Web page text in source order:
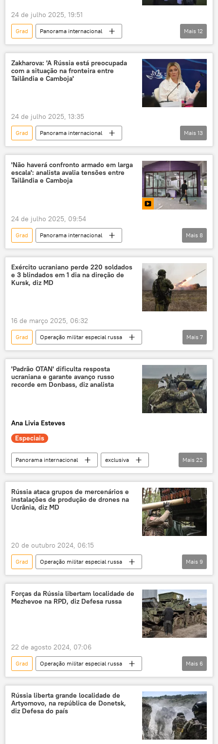
24 de julho 2025, 19:51
Grad
Panorama internacional
Ásia e Oceania
Camboja
Tailândia
Brasil
ONU
CSNU
Conselho de Segurança das Nações Unidas
Ministério das Relações Exteriores do Brasil
Itamaraty
Mais 12
Zakharova: 'A Rússia está preocupada
com a situação na fronteira entre
Tailândia e Camboja'
24 de julho 2025, 13:35
Grad
Panorama internacional
Ásia e Oceania
Rússia
Maria Zakharova
Tailândia
Camboja
Federação da Rússia
Mundo
Patrimônio Mundial
Mais 13
'Não haverá confronto armado em larga
escala': analista avalia tensões entre
Tailândia e Camboja
24 de julho 2025, 09:54
Grad
Panorama internacional
Ásia e Oceania
Rússia
Tailândia
Camboja
Federação da Rússia
Associação de Nações do Sudeste Asiático (ASEAN)
Mais 8
Exército ucraniano perde 220 soldados
e 3 blindados em 1 dia na direção de
Kursk, diz MD
16 de março 2025, 06:32
Grad
Operação militar especial russa
Europa
Rússia
Exército
Kursk
Centro
Carcóvia
Norte
Mais 7
'Padrão OTAN' dificulta resposta
ucraniana e garante avanço russo
recorde em Donbass, diz analista
Ana Livia Esteves
Especiais
Panorama internacional
exclusiva
Rússia
Donald Trump
Ucrânia
Donbass
OTAN
Casa Branca
Kursk
conflito
Vladimir Zelensky
EUA
operação militar especial
operação militar
Estados Unidos
Organização do Tratado do Atlântico Norte
Europa
Américas
Mais 22
Rússia ataca grupos de mercenários e
instalações de produção de drones na
Ucrânia, diz MD
20 de outubro 2024, 06:15
Grad
Operação militar especial russa
Rússia
Europa
Carcóvia
Federação da Rússia
Ministério da Defesa (Rússia)
Forças Armadas
Mais 9
Forças da Rússia libertam localidade de
Mezhevoe na RPD, diz Defesa russa
22 de agosto 2024, 07:06
Grad
Operação militar especial russa
Europa
Rússia
RPD
República Popular de Donetsk
República Popular de Lugansk
RPL
Mais 6
Rússia liberta grande localidade de
Artyomovo, na república de Donetsk,
diz Defesa do país